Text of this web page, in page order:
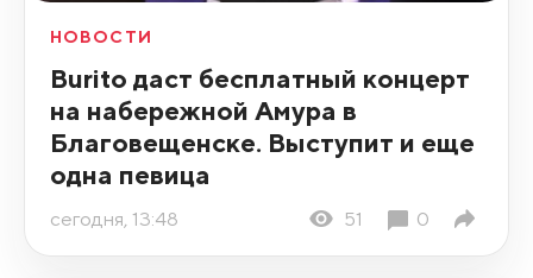
НОВОСТИ
Burito даст бесплатный концерт
на набережной Амура в
Благовещенске. Выступит и еще
одна певица
сегодня, 13:48 51 0